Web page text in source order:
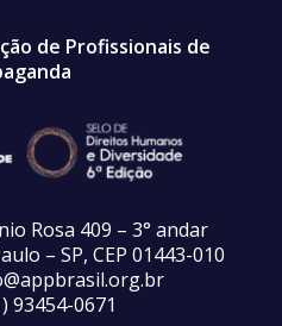
de Profissionais de
Rosa 409 – 3° andar
– SP, CEP 01443-010
93454-0671